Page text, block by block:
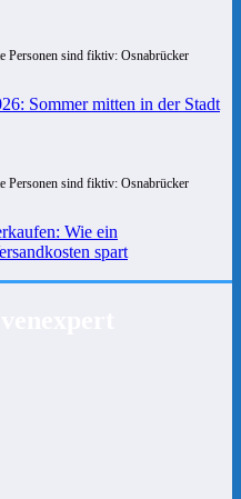
Personen sind fiktiv: Osnabrücker
Sommer mitten in der Stadt
Personen sind fiktiv: Osnabrücker
Wie ein
spart